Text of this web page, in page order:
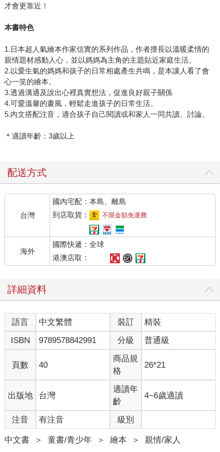
才會更靠近！
本書特色
1.日本超人氣繪本作家信實的系列作品，作者擅長以溫暖柔情的
親情題材感動人心，並以媽媽為主角的主題貼近家庭生活。
2.以愛生氣的媽媽和孩子的日常相處產生共鳴，是本讓人看了會
心一笑的繪本。
3.透過溝通及說出心裡真實想法，促進良好親子關係
4.可愛溫馨的畫風，輕鬆走進孩子的日常生活。
5.內文搭配注音，適合孩子自己閱讀或和家人一同共讀、討論。
＊適讀年齡：3歲以上
配送方式
台灣
國內宅配：本島、離島
到店取貨：
不限金額免運費
海外
國際快遞：全球
港澳店取：
詳細資料
語言 中文繁體 裝訂
精裝
ISBN
9789578842991 分級 普通級
頁數 40
商品規
格
26*21
出版地 台灣
適讀年
齡
4~6歲適讀
注音 有注音 級別
中文書 ＞ 童書/青少年 ＞ 繪本 ＞ 親情/家人